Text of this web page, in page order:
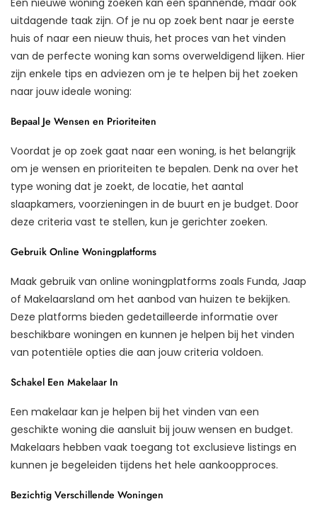
uitdagende taak zijn. Of je nu op zoek bent naar je eerste
huis of naar een nieuw thuis, het proces van het vinden
van de perfecte woning kan soms overweldigend lijken. Hier
zijn enkele tips en adviezen om je te helpen bij het zoeken
naar jouw ideale woning:
Bepaal Je Wensen en Prioriteiten
Voordat je op zoek gaat naar een woning, is het belangrijk
om je wensen en prioriteiten te bepalen. Denk na over het
type woning dat je zoekt, de locatie, het aantal
slaapkamers, voorzieningen in de buurt en je budget. Door
deze criteria vast te stellen, kun je gerichter zoeken.
Gebruik Online Woningplatforms
Maak gebruik van online woningplatforms zoals Funda, Jaap
of Makelaarsland om het aanbod van huizen te bekijken.
Deze platforms bieden gedetailleerde informatie over
beschikbare woningen en kunnen je helpen bij het vinden
van potentiële opties die aan jouw criteria voldoen.
Schakel Een Makelaar In
Een makelaar kan je helpen bij het vinden van een
geschikte woning die aansluit bij jouw wensen en budget.
Makelaars hebben vaak toegang tot exclusieve listings en
kunnen je begeleiden tijdens het hele aankoopproces.
Bezichtig Verschillende Woningen